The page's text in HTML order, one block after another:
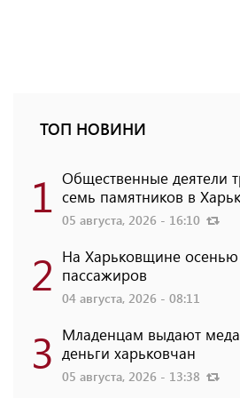
ТОП НОВИНИ
1 Общественные деятели
семь памятников в
05 августа, 2026 - 16:10
2 На Харьковщине осенью
пассажиров
04 августа, 2026 - 08:11
3 Младенцам выдают
деньги харьковчан
05 августа, 2026 - 13:38